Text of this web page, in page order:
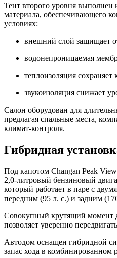
Тент второго уровня выполнен
материала, обеспечивающего
условиях:
внешний слой защищает
водонепроницаемая
теплоизоляция
звукоизоляция снижает
Салон оборудован для
предлагая спальные места,
климат-контроля.
Гибридная
Под капотом Changan Peak
2,0-литровый бензиновый
который работает в паре с
передним (95 л. с.) и задним
Совокупный крутящий момент
позволяет уверенно
Автодом оснащен гибридной
запас хода в комбинированном